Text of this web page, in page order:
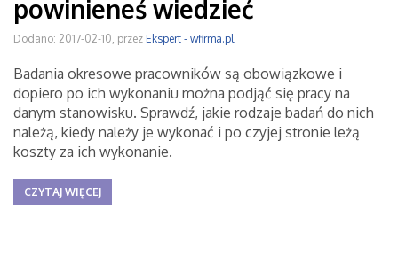
powinieneś wiedzieć
Dodano: 2017-02-10, przez Ekspert - wfirma.pl
Badania okresowe pracowników są obowiązkowe i
dopiero po ich wykonaniu można podjąć się pracy na
danym stanowisku. Sprawdź, jakie rodzaje badań do nich
należą, kiedy należy je wykonać i po czyjej stronie leżą
koszty za ich wykonanie.
CZYTAJ WIĘCEJ